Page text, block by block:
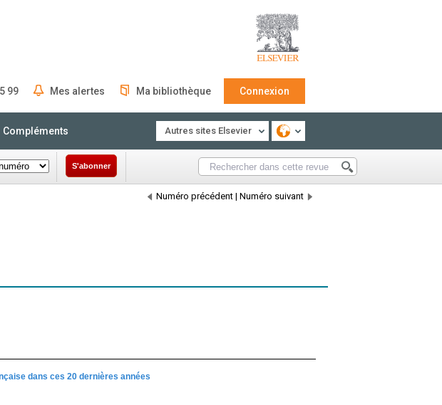
99 Mes alertes Ma bibliothèque Connexion
Compléments Autres sites Elsevier
S'abonner
Numéro précédent | Numéro suivant
dans ces 20 dernières années